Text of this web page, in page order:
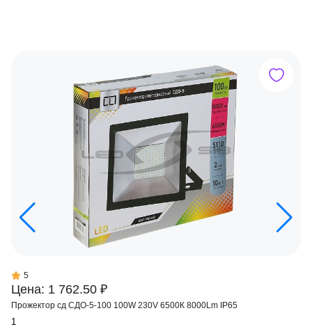
Цена: 1 762.50 ₽
5
Прожектор сд СДО-5-100 100W 230V 6500К 8000Lm IP65